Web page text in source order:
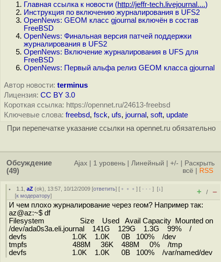
Главная ссылка к новости (http://jeffr-tech.livejournal....)
Инструкция по включению журналирования в UFS2
OpenNews: GEOM класс gjournal включён в состав
FreeBSD
OpenNews: Финальная версия патчей поддержки
журналирования в UFS2
OpenNews: Включение журналирования в UFS для
FreeBSD
OpenNews: Первый альфа релиз GEOM класса gjournal
Автор новости: terminus
Лицензия: CC BY 3.0
Короткая ссылка: https://opennet.ru/24613-freebsd
Ключевые слова: freebsd, fsck, ufs, journal , soft, update
При перепечатке указание ссылки на opennet.ru обязательно
Обсуждение
(49)
Ajax 1 уровень Линейный +/-
Раскрыть
всё
RSS
1.1 ,aZ (ok), 13:57, 10/12/2009 [ответить] [ ﹢﹢﹢] [ · · ·][↓]
[к модератору] + / –
И чем плохо журналирование через геом? Например так:
az@az:~$ df
Filesystem Size Used Avail Capacity Mounted on
/dev/ada0s3a.eli.journal 141G 129G 1.3G 99% /
devfs 1.0K 1.0K 0B 100% /dev
tmpfs 488M 36K 488M 0% /tmp
devfs 1.0K 1.0K 0B 100% /var/named/dev